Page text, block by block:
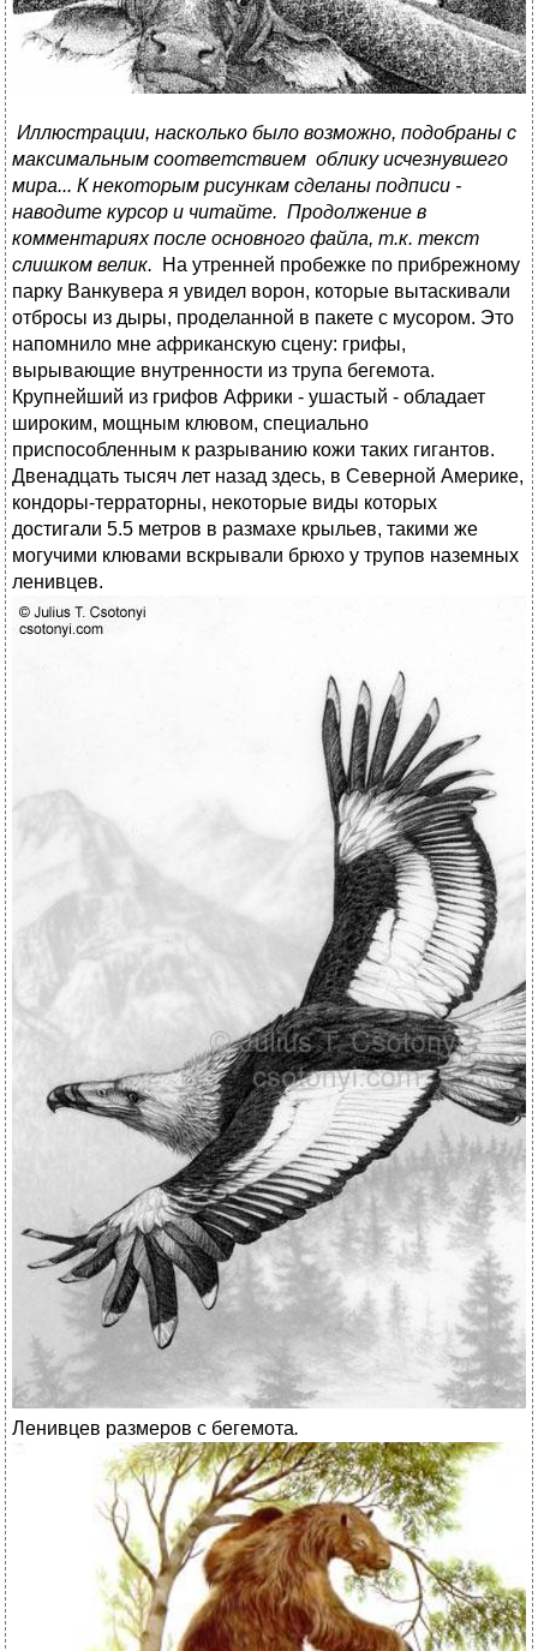
Иллюстрации, насколько было возможно, подобраны с
максимальным соответствием облику исчезнувшего
мира... К некоторым рисункам сделаны подписи -
наводите курсор и читайте. Продолжение в
комментариях после основного файла, т.к. текст
слишком велик. На утренней пробежке по прибрежному
парку Ванкувера я увидел ворон, которые вытаскивали
отбросы из дыры, проделанной в пакете с мусором. Это
напомнило мне африканскую сцену: грифы,
вырывающие внутренности из трупа бегемота.
Крупнейший из грифов Африки - ушастый - обладает
широким, мощным клювом, специально
приспособленным к разрыванию кожи таких гигантов.
Двенадцать тысяч лет назад здесь, в Северной Америке,
кондоры-терраторны, некоторые виды которых
достигали 5.5 метров в размахе крыльев, такими же
могучими клювами вскрывали брюхо у трупов наземных
ленивцев.
Ленивцев размеров с бегемота.